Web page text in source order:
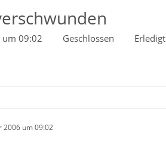
um 09:02 Geschlossen Erledigt
2006 um 09:02